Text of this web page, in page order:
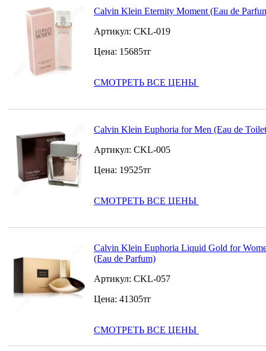
Calvin Klein Eternity Moment (Eau de
Артикул: CKL-019
Цена: 15685тг
СМОТРЕТЬ ВСЕ ЦЕНЫ
Calvin Klein Euphoria for Men (Eau de
Артикул: CKL-005
Цена: 19525тг
СМОТРЕТЬ ВСЕ ЦЕНЫ
Calvin Klein Euphoria Liquid Gold for
(Eau de Parfum)
Артикул: CKL-057
Цена: 41305тг
СМОТРЕТЬ ВСЕ ЦЕНЫ